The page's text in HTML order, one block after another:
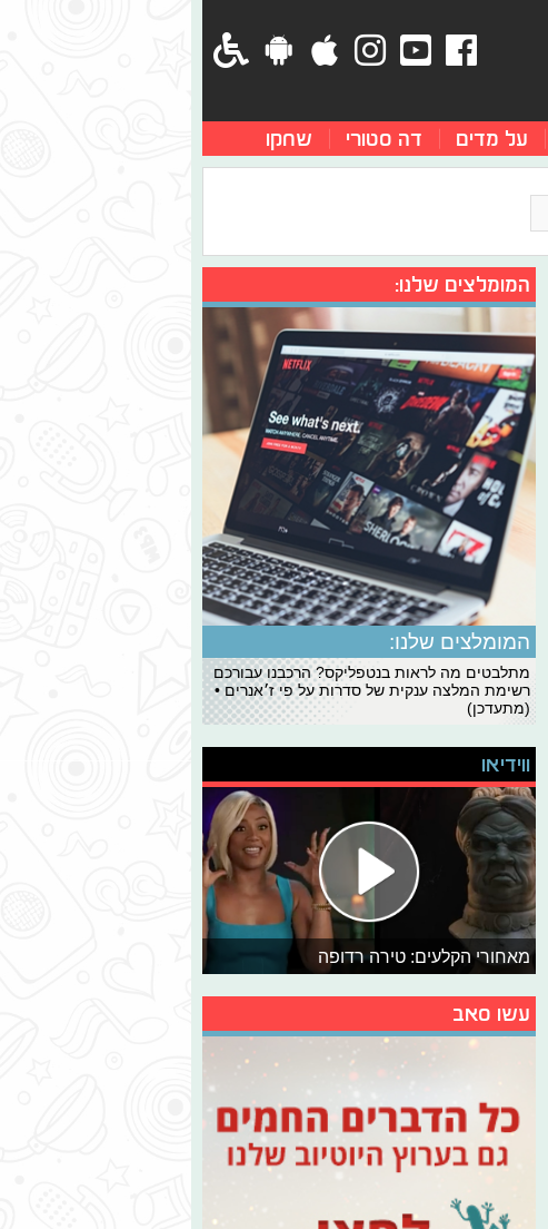
על מדים דה סטורי שחקו
המומלצים שלנו:
המומלצים שלנו:
מתלבטים מה לראות בנטפליקס? הרכבנו עבורכם
רשימת המלצה ענקית של סדרות על פי ז׳אנרים •
(מתעדכן)
ווידיאו
מאחורי הקלעים: טירה רדופה
עשו סאב